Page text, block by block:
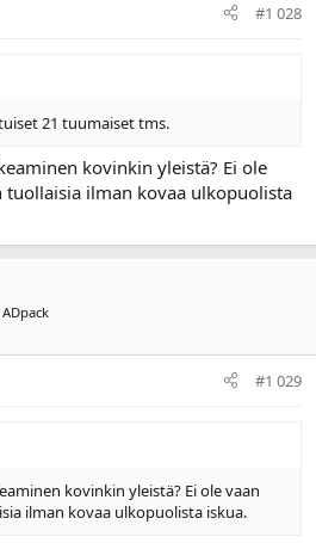
#1 028
21 tuumaiset tms.
kovinkin yleistä? Ei ole
ilman kovaa ulkopuolista
#1 029
kovinkin yleistä? Ei ole vaan
ilman kovaa ulkopuolista iskua.